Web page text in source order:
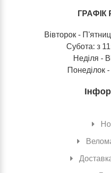
ГРАФІК
Вівторок -
Субота: з
Неділя -
Понеділок